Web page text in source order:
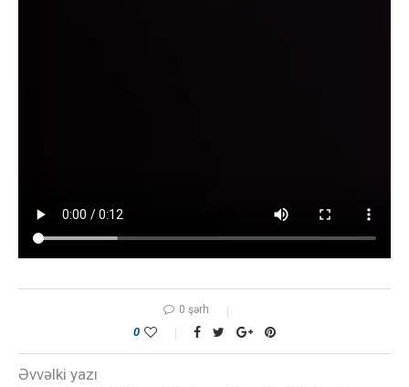
0 şərh
0
Əvvəlki yazı